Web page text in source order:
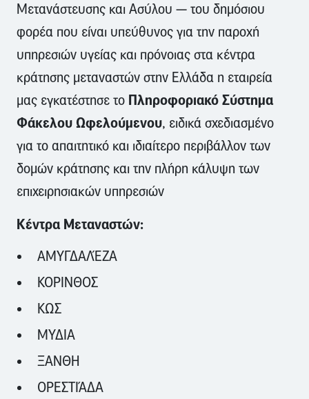
Μετανάστευσης και Ασύλου — του δημόσιου
φορέα που είναι υπεύθυνος για την παροχή
υπηρεσιών υγείας και πρόνοιας στα κέντρα
κράτησης μεταναστών στην Ελλάδα η εταιρεία
μας εγκατέστησε το Πληροφοριακό Σύστημα
Φάκελου Ωφελούμενου, ειδικά σχεδιασμένο
για το απαιτητικό και ιδιαίτερο περιβάλλον των
δομών κράτησης και την πλήρη κάλυψη των
επιχειρησιακών υπηρεσιών
Κέντρα Μεταναστών:
ΑΜΥΓΔΑΛΈΖΑ
ΚΟΡΙΝΘΟΣ
ΚΩΣ
ΜΥΔΙΑ
ΞΑΝΘΗ
ΟΡΕΣΤΙΆΔΑ